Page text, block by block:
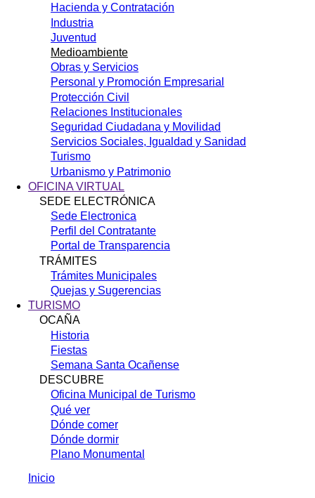
Hacienda y Contratación
Industria
Juventud
Medioambiente
Obras y Servicios
Personal y Promoción Empresarial
Protección Civil
Relaciones Institucionales
Seguridad Ciudadana y Movilidad
Servicios Sociales, Igualdad y Sanidad
Turismo
Urbanismo y Patrimonio
OFICINA VIRTUAL
SEDE ELECTRÓNICA
Sede Electronica
Perfil del Contratante
Portal de Transparencia
TRÁMITES
Trámites Municipales
Quejas y Sugerencias
TURISMO
OCAÑA
Historia
Fiestas
Semana Santa Ocañense
DESCUBRE
Oficina Municipal de Turismo
Qué ver
Dónde comer
Dónde dormir
Plano Monumental
Inicio